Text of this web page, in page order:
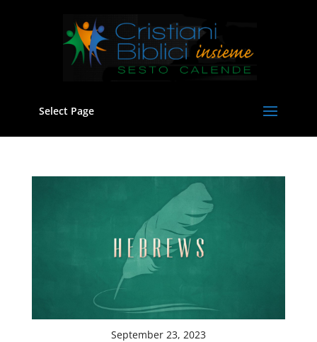
Select Page
September 23, 2023